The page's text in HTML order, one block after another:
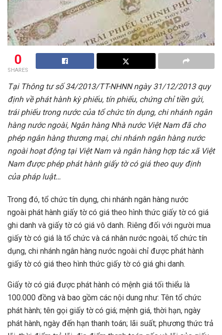
0
SHARES
Tại Thông tư số 34/2013/TT-NHNN ngày 31/12/2013 quy
định về phát hành kỳ phiếu, tín phiếu, chứng chỉ tiền gửi,
trái phiếu trong nước của tổ chức tín dụng, chi nhánh ngân
hàng nước ngoài, Ngân hàng Nhà nước Việt Nam đã cho
phép ngân hàng thương mại, chi nhánh ngân hàng nước
ngoài hoạt động tại Việt Nam và ngân hàng hợp tác xã Việt
Nam được phép phát hành giấy tờ có giá theo quy định
của pháp luật…
Trong đó, tổ chức tín dụng, chi nhánh ngân hàng nước
ngoài phát hành giấy tờ có giá theo hình thức giấy tờ có giá
ghi danh và giấy tờ có giá vô danh. Riêng đối với người mua
giấy tờ có giá là tổ chức và cá nhân nước ngoài, tổ chức tín
dụng, chi nhánh ngân hàng nước ngoài chỉ được phát hành
giấy tờ có giá theo hình thức giấy tờ có giá ghi danh.
Giấy tờ có giá được phát hành có mệnh giá tối thiểu là
100.000 đồng và bao gồm các nội dung như: Tên tổ chức
phát hành; tên gọi giấy tờ có giá; mệnh giá, thời hạn, ngày
phát hành, ngày đến hạn thanh toán; lãi suất; phương thức trả